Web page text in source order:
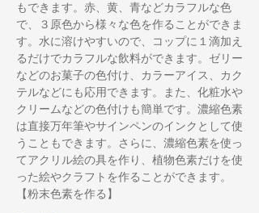
もできます。赤、黄、青などカラフルな色
で、３原色から様々な色を作ることができま
す。水に溶けやすいので、コップに１滴加え
るだけでカラフルな飲料ができます。ゼリー
などのお菓子の色付け、カラーアイス、カク
テルなどにも応用できます。また、化粧水や
クリームなどの色付けも簡単です。濃縮色素
は直接万年筆やサインペンのインクとして使
うこともできます。さらに、濃縮色素を使っ
てアクリル絵の具を作り、植物色素だけを使
った絵やクラフトを作ることができます。
【粉末色素を作る】